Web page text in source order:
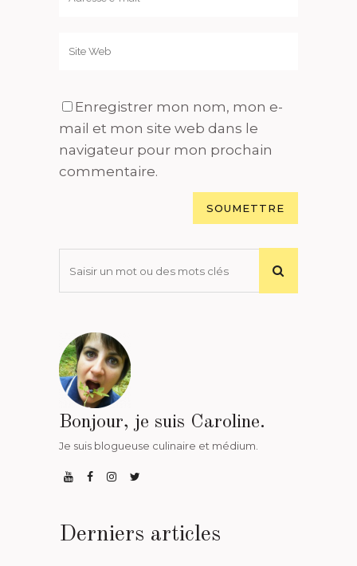
Enregistrer mon nom, mon e-
mail et mon site web dans le
navigateur pour mon prochain
commentaire.
Bonjour, je suis Caroline.
Je suis blogueuse culinaire et médium.
Derniers articles